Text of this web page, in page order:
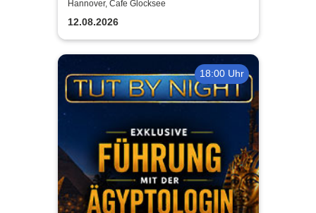
Hannover, Cafe Glocksee
12.08.2026
18:00 Uhr